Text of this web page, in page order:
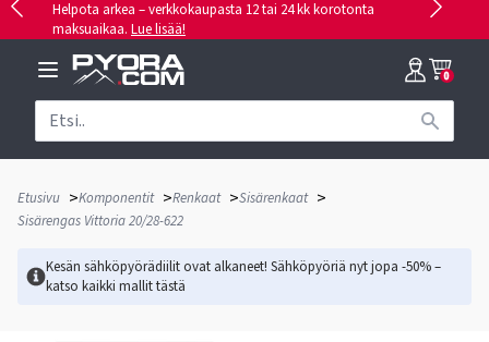
Helpota arkea – verkkokaupasta 12 tai 24 kk korotonta
maksuaikaa. Lue lisää!
0
Etusivu >Komponentit >Renkaat >Sisärenkaat >
Sisärengas Vittoria 20/28-622
Kesän sähköpyörädiilit ovat alkaneet! Sähköpyöriä nyt jopa -50% –
katso kaikki mallittästä